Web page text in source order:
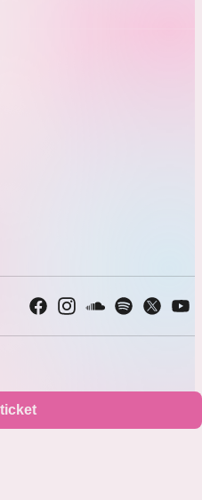
Legal notice